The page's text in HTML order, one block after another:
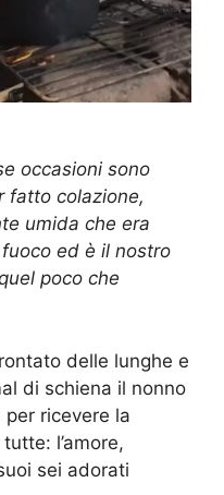
occasioni sono
fatto colazione,
umida che era
ed è il nostro
poco che
delle lunghe e
di schiena il nonno
ricevere la
l’amore,
sei adorati